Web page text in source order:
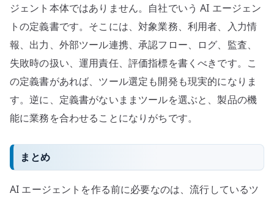
ジェント本体ではありません。自社でいう AI エージェン
トの定義書です。そこには、対象業務、利用者、入力情
報、出力、外部ツール連携、承認フロー、ログ、監査、
失敗時の扱い、運用責任、評価指標を書くべきです。こ
の定義書があれば、ツール選定も開発も現実的になりま
す。逆に、定義書がないままツールを選ぶと、製品の機
能に業務を合わせることになりがちです。
まとめ
AI エージェントを作る前に必要なのは、流行しているツ